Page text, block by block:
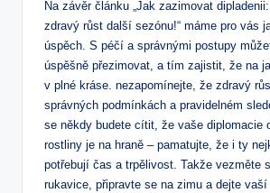
Na závěr článku „Jak‌ zazimovat⁣
zdravý ⁤růst další sezónu!“ máme‌ pro⁤ vás
⁢úspěch. S péčí‍ a správnými postupy
úspěšně přezimovat, a ⁤tím zajistit, že na
⁢v plné kráse. nezapomínejte, že zdravý
správných​ podmínkách a ​pravidelném
se někdy budete‍ cítit, že ⁢vaše diplomacie
rostliny je na hraně‍ – pamatujte,⁢ že i ty⁤
potřebují čas a trpělivost. Takže vezměte
rukavice, připravte se na zimu a dejte vaší